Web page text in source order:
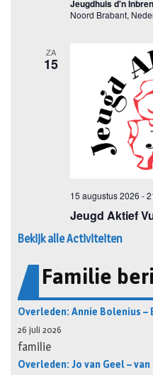
Bekijk alle Activiteiten
Familie
Overleden: Annie Bolenius –
26 juli 2026
familie
Overleden: Jo van Geel –